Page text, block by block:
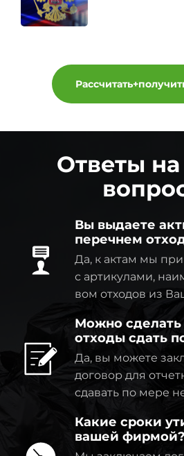
Ответы
Вы выдаете
перечнем
Да, к актам мы
с артикулами,
вом отходов из
Можно сделать
отходы сдать
Да, вы можете
договор для
сдавать по мере
Какие сроки
вашей фирмой?